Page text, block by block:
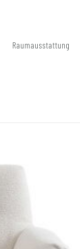
Raumausstattung